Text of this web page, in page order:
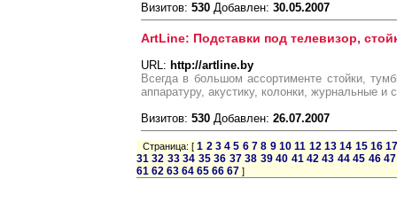
Визитов: 530 Добавлен: 30.05.2007
ArtLine: Подставки под телевизор,
URL: http://artline.by
Всегда в большом ассортименте стойки,
аппаратуру, акустику, колонки, журнальные
Визитов: 530 Добавлен: 26.07.2007
Страница: [1 2 3 4 5 6 7 8 9 10 11 12 13 14 15 16
31 32 33 34 35 36 37 38 39 40 41 42 43 44 45 46 47
61 62 63 64 65 66 67 ]